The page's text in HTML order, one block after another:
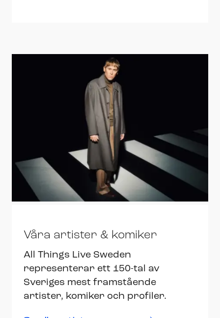
Våra artister & komiker
All Things Live Sweden
representerar ett 150-tal av
Sveriges mest framstående
artister, komiker och profiler.